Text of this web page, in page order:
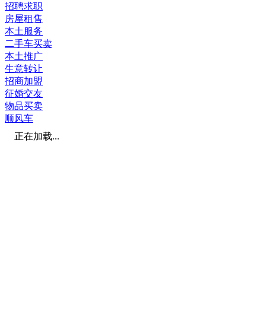
招聘求职
房屋租售
本土服务
二手车买卖
本土推广
生意转让
招商加盟
征婚交友
物品买卖
顺风车
正在加载...